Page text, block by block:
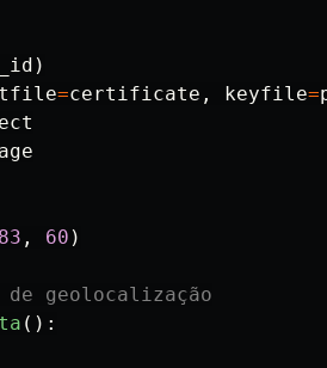
)
=certificate , keyfile=
, 60 )
():